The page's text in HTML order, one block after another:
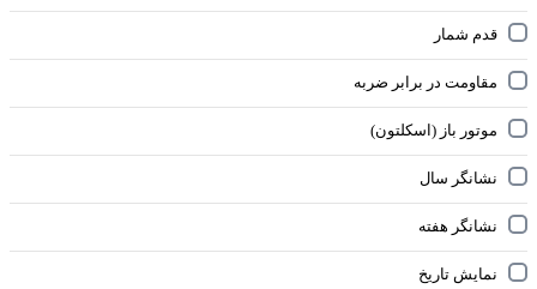
قدم شمار
مقاومت در برابر ضربه
موتور باز (اسکلتون)
نشانگر سال
نشانگر هفته
نمایش تاریخ